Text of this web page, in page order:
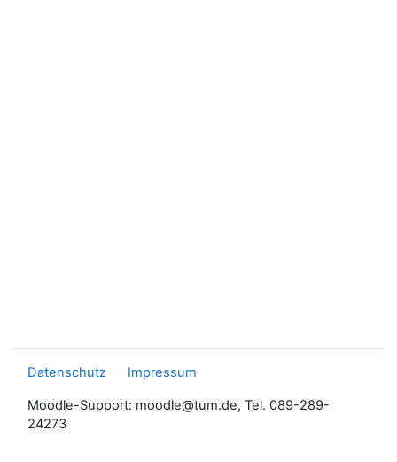
Datenschutz Impressum
Moodle-Support: moodle@tum.de, Tel. 089-289-
24273